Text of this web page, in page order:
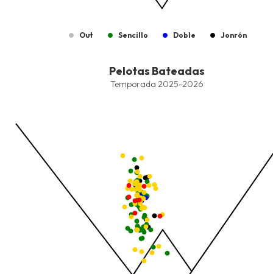
Out Sencillo Doble Jonrón
Combination chart with 9 data series.
The chart has 1 X axis displaying values. Data ranges from -
The chart has 1 Y axis displaying values. Data ranges from -
Pelotas Bateadas
Temporada 2025-2026